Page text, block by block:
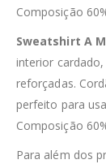
Composição
Sweatshirt A
interior
reforçadas.
perfeito para
Composição
Para além dos